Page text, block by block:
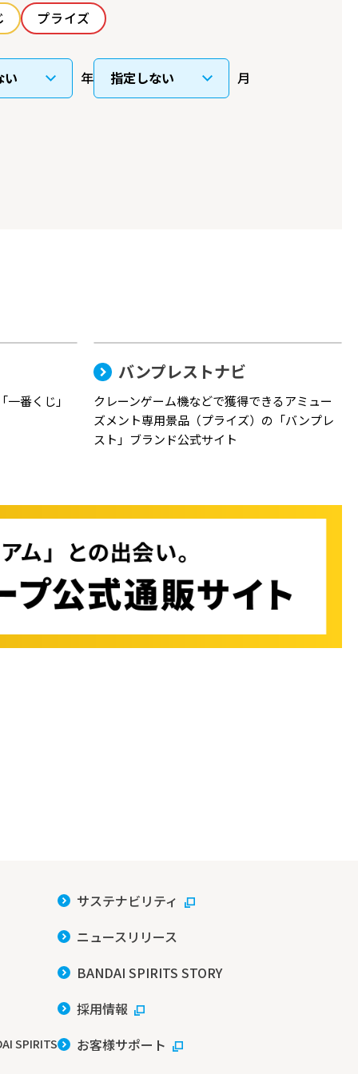
プライズ
年 月
番くじ」
バンプレストナビ
クレーンゲーム機などで獲得できるアミュー
ズメント専用景品（プライズ）の「バンプレ
スト」ブランド公式サイト
SPIRITS
サステナビリティ
ニュースリリース
BANDAI SPIRITS STORY
採用情報
お客様サポート